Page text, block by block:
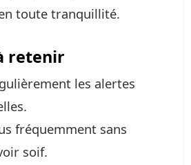
toute tranquillité.
retenir
les alertes
fréquemment sans
soif.